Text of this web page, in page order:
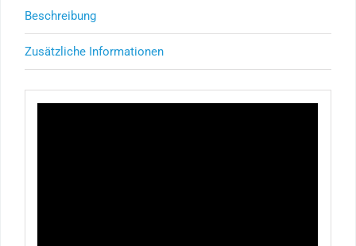
Beschreibung
Zusätzliche Informationen